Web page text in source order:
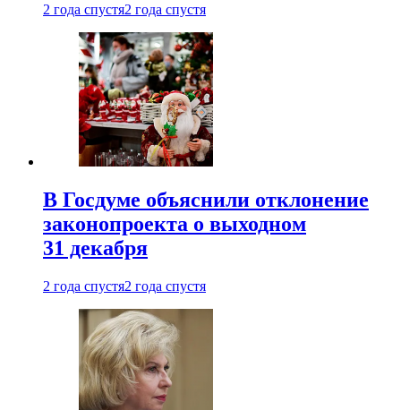
2 года спустя2 года спустя
В Госдуме объяснили отклонение
законопроекта о выходном
31 декабря
2 года спустя2 года спустя